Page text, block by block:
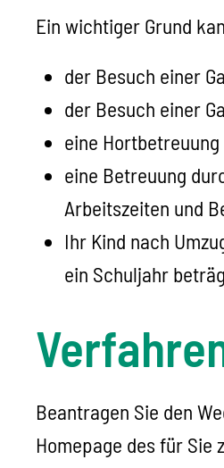
Ein wichtiger Grund
der Besuch einer
der Besuch einer
eine
eine Betreuung
Arbeitszeiten und
Ihr Kind nach
ein Schuljahr
Beantragen Sie den
Homepage des für Sie